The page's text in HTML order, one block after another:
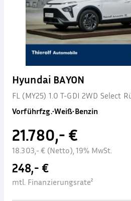
Hyundai BAYON
FL (MY25) 1.0 T-GDI 2WD Select
Vorführfzg.•Weiß•Benzin
21.780,- €
18.303,- € (Netto), 19% MwSt.
248,- €
mtl. Finanzierungsrate²